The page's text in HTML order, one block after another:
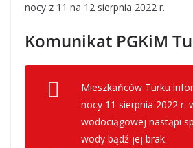
nocy z 11 na 12 sierpnia 2022 r.
Komunikat PGKiM
Mieszkańców Turku
nocy 11 sierpnia 2022 r.
wodociągowej nastąpi
wody bądź jej brak.